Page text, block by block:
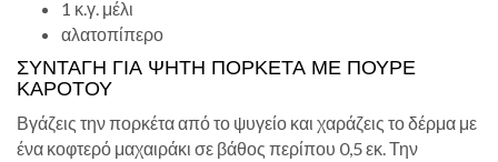
1 κ.γ. μέλι
αλατοπίπερο
ΣΥΝΤΑΓΉ ΓΙΑ ΨΗΤΉ ΠΟΡΚΈΤΑ ΜΕ ΠΟΥΡΈ
ΚΑΡΌΤΟΥ
Βγάζεις την πορκέτα από το ψυγείο και χαράζεις το δέρμα με
ένα κοφτερό μαχαιράκι σε βάθος περίπου 0,5 εκ. Την